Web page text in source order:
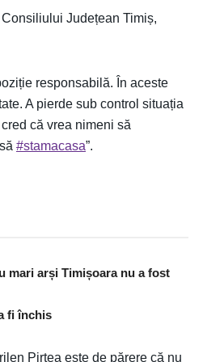
Județean Timiș,
responsabilă. În aceste
A pierde sub control situația
că vrea nimeni să
#stamacasa”.
mari arși Timișoara nu a fost
fi închis
Pirtea este de părere că nu